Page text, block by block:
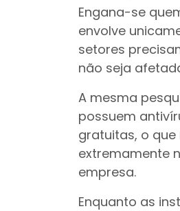
Engana-se
envolve
setores
não seja
A mesma
possuem
gratuitas, o
extremamente
empresa.
Enquanto as